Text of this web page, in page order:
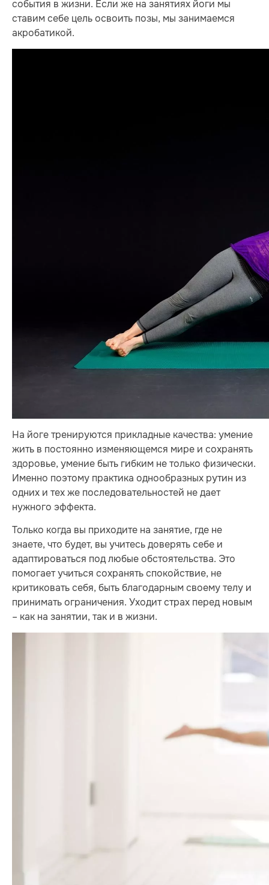
события в жизни. Если же на занятиях йоги мы
ставим себе цель освоить позы, мы занимаемся
акробатикой.
На йоге тренируются прикладные качества: умение
жить в постоянно изменяющемся мире и сохранять
здоровье, умение быть гибким не только физически.
Именно поэтому практика однообразных рутин из
одних и тех же последовательностей не дает
нужного эффекта.
Только когда вы приходите на занятие, где не
знаете, что будет, вы учитесь доверять себе и
адаптироваться под любые обстоятельства. Это
помогает учиться сохранять спокойствие, не
критиковать себя, быть благодарным своему телу и
принимать ограничения. Уходит страх перед новым
– как на занятии, так и в жизни.